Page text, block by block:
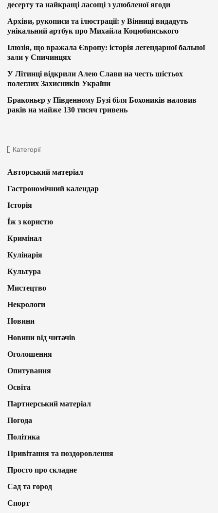
десерту та найкращі ласощі з улюбленої ягоди
Архіви, рукописи та ілюстрації: у Вінниці видадуть
унікальний артбук про Михайла Коцюбинського
Ілюзія, що вражала Європу: історія легендарної бальної
зали у Спичинцях
У Літинці відкрили Алею Слави на честь шістьох
полеглих Захисників України
Браконьєр у Південному Бузі біля Бохоників наловив
раків на майже 130 тисяч гривень
Категорії
Авторський матеріал
Гастрономічний календар
Історія
Їж з користю
Кримінал
Кулінарія
Культура
Мистецтво
Некрологи
Новини
Новини від читачів
Оголошення
Опитування
Освіта
Партнерський матеріал
Погода
Політика
Привітання та поздоровлення
Просто про складне
Сад та город
Спорт